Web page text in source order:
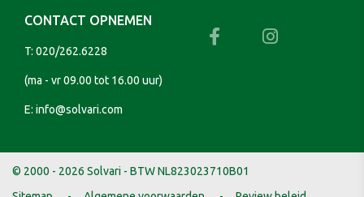
CONTACT OPNEMEN
T: 020/262.6228
(ma - vr 09.00 tot 16.00 uur)
E: info@solvari.com
© 2000 - 2026 Solvari - BTW NL823023710B01